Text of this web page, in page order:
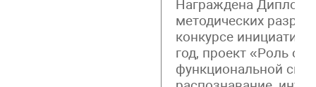
Награждена
методических
конкурсе
год, проект «Роль
функциональной